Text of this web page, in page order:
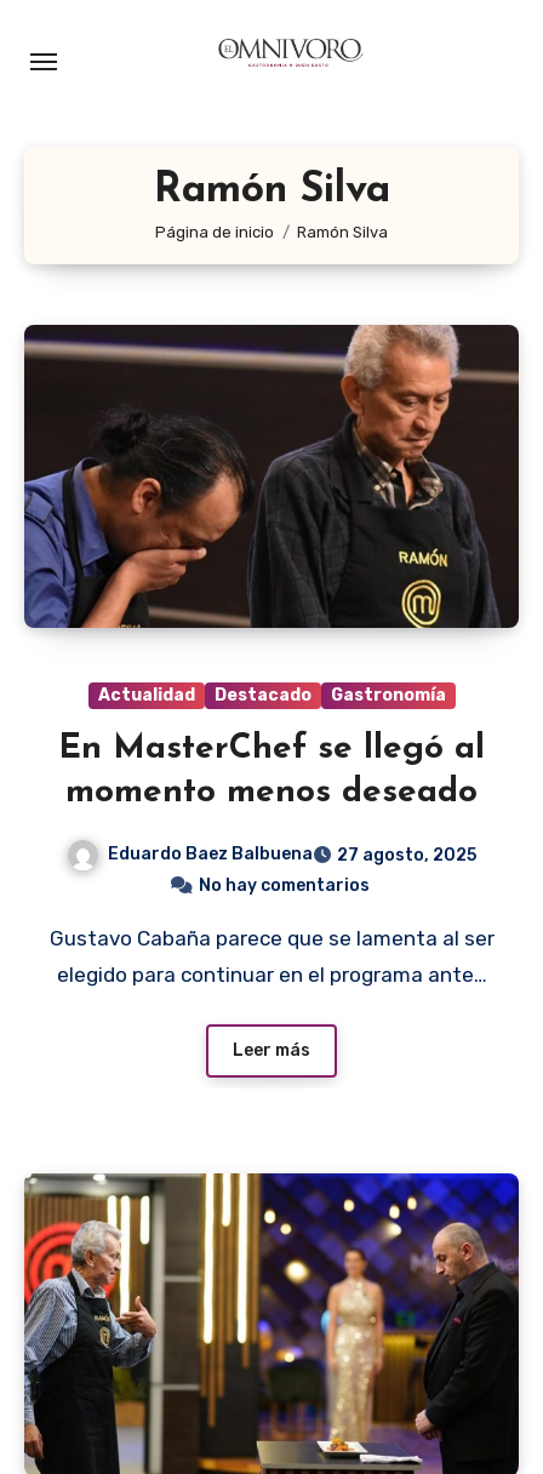
Ramón Silva
Página de inicio Ramón Silva
Actualidad Destacado Gastronomía
En MasterChef se llegó al
momento menos deseado
Eduardo Baez Balbuena
27 agosto, 2025
No hay comentarios
Gustavo Cabaña parece que se lamenta al ser
elegido para continuar en el programa ante…
Leer más